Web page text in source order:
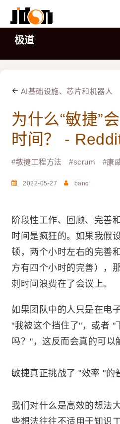
极道
AI基础设施、芯片和机器人
为什么“敏捷”
时间？ -
#敏捷工程方法 #scrum #康
2022-05-27 banq
阶段性工作、回顾、完善
时间是疯狂的。如果我假
顿，两个小时左右的完善
方有四个小时的完善），
刺时间浪费在了会议上。
如果团队中的人只是在电
"我被这个挡住了"，或者 "
吗？"，这反而会真的可以
敏捷真正挑战了 "效率 "的
我们对什么是高效的想法
些想法往往不适用于知识